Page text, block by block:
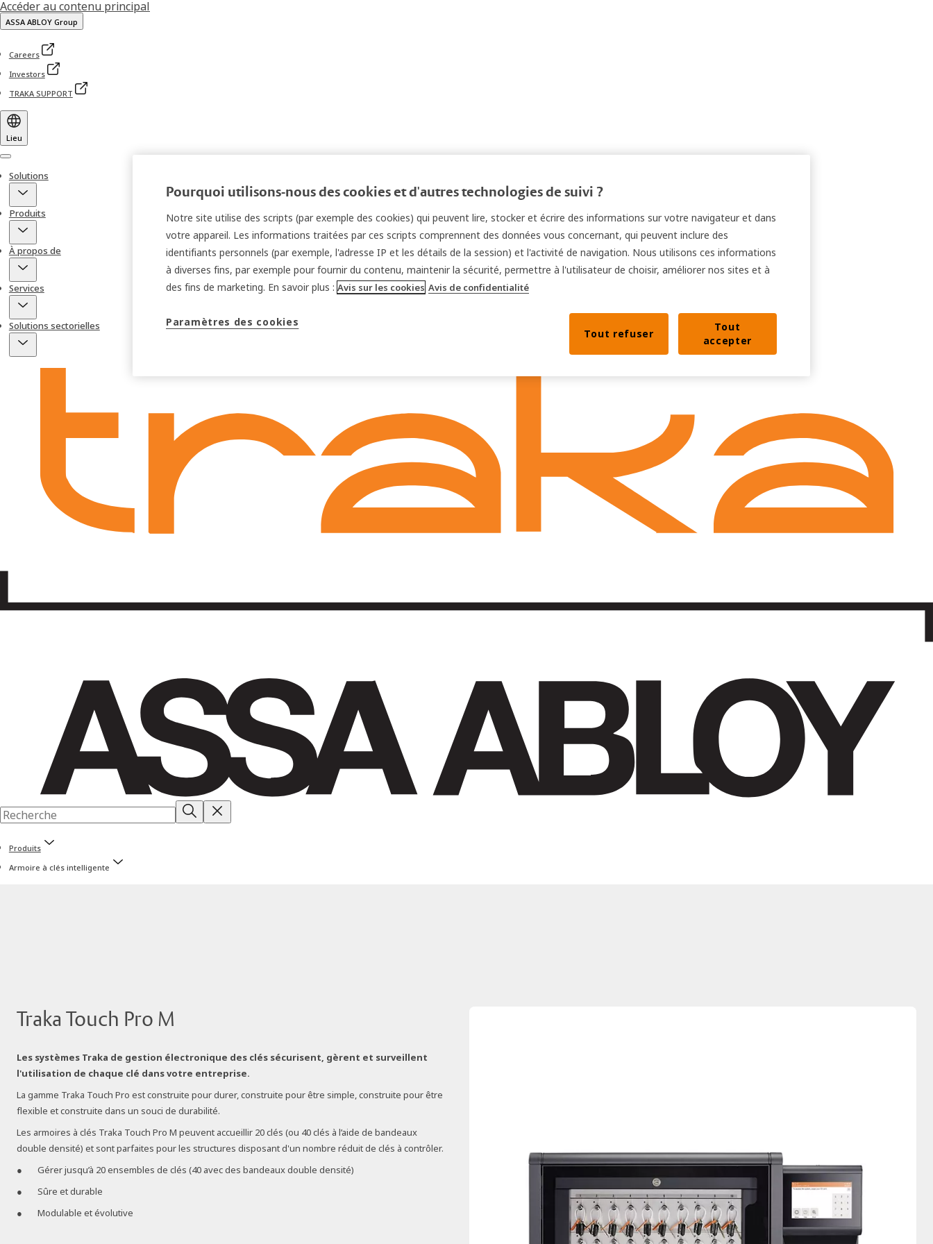
Accéder au contenu principal
ASSA ABLOY Group
Careers
Investors
TRAKA SUPPORT
Lieu
Menu
Solutions
Produits
À propos de
Services
Solutions sectorielles
Produits
Armoire à clés intelligente
Traka Touch Pro M
Les systèmes Traka de gestion électronique des clés sécurisent, gèrent et surveillent
l'utilisation de chaque clé dans votre entreprise.
La gamme Traka Touch Pro est construite pour durer, construite pour être simple, construite pour être
flexible et construite dans un souci de durabilité.
Les armoires à clés Traka Touch Pro M peuvent accueillir 20 clés (ou 40 clés à l’aide de bandeaux
double densité) et sont parfaites pour les structures disposant d'un nombre réduit de clés à contrôler.
Gérer jusqu’à 20 ensembles de clés (40 avec des bandeaux double densité)
Sûre et durable
Modulable et évolutive
Pourquoi utilisons-nous des cookies et d'autres technologies de suivi ?
Notre site utilise des scripts (par exemple des cookies) qui peuvent lire, stocker et écrire des informations sur votre navigateur et dans
votre appareil. Les informations traitées par ces scripts comprennent des données vous concernant, qui peuvent inclure des
identifiants personnels (par exemple, l'adresse IP et les détails de la session) et l'activité de navigation. Nous utilisons ces informations
à diverses fins, par exemple pour fournir du contenu, maintenir la sécurité, permettre à l'utilisateur de choisir, améliorer nos sites et à
des fins de marketing. En savoir plus : Avis sur les cookies Avis de confidentialité
Paramètres des cookies
Tout refuser
Tout
accepter